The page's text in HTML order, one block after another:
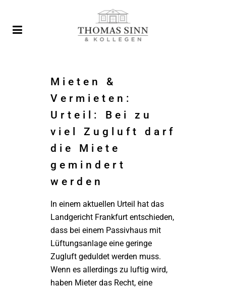
Mieten &
Vermieten:
Urteil: Bei zu
viel Zugluft darf
die Miete
gemindert
werden
In einem aktuellen Urteil hat das
Landgericht Frankfurt entschieden,
dass bei einem Passivhaus mit
Lüftungsanlage eine geringe
Zugluft geduldet werden muss.
Wenn es allerdings zu luftig wird,
haben Mieter das Recht, eine